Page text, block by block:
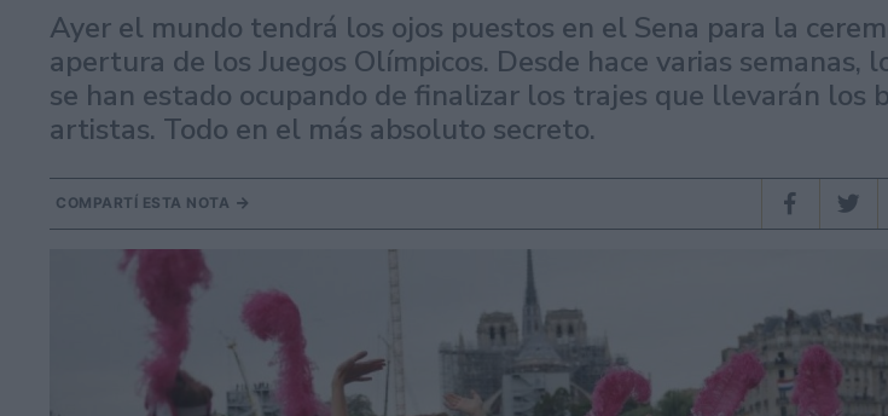
Ayer el mundo tendrá los ojos puestos en el Sena para la
apertura de los Juegos Olímpicos. Desde hace varias semanas,
se han estado ocupando de finalizar los trajes que llevarán los
artistas. Todo en el más absoluto secreto.
COMPARTÍ ESTA NOTA